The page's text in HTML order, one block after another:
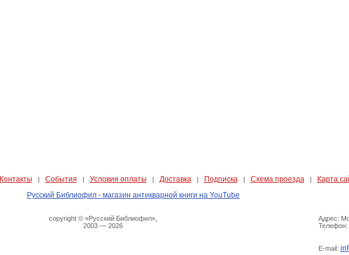
Контакты | События | Условия оплаты | Доставка | Подписка | Схема проезда |
Карта
Русский Библиофил - магазин антикварной книги на YouTube
copyright © «Русский Библиофил»,
2003 — 2026
Адрес:
Телефон:
E-mail: